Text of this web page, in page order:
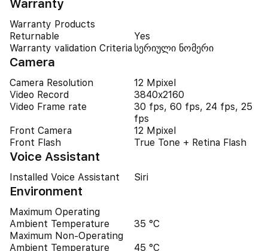
Warranty
Warranty Products
Returnable
Yes
Warranty validation Criteria სერიული ნომერი
Camera
Camera Resolution
12 Mpixel
Video Record
3840x2160
Video Frame rate
30 fps, 60 fps, 24 fps, 25
fps
Front Camera
12 Mpixel
Front Flash
True Tone + Retina Flash
Voice Assistant
Installed Voice Assistant Siri
Environment
Maximum Operating
Ambient Temperature
35 °C
Maximum Non-Operating
Ambient Temperature
45 °C